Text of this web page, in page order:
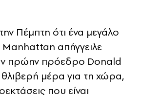
Πέμπτη ότι ένα μεγάλο
Manhattan απήγγειλε
πρώην πρόεδρο Donald
θλιβερή μέρα για τη χώρα,
που είναι